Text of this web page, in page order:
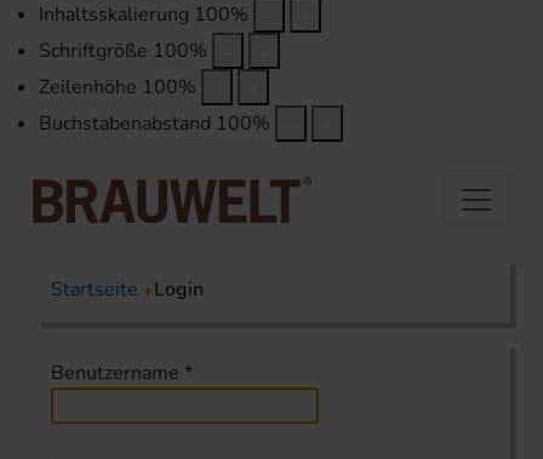
Inhaltsskalierung 100%
Schriftgröße 100%
Zeilenhöhe 100%
Buchstabenabstand 100%
Startseite Login
Benutzername *